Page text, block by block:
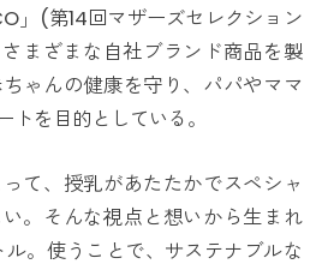
」(第14回マザーズセレクション
まざまな自社ブランド商品を製
ゃんの健康を守り、パパやママ
トを目的としている。
て、授乳があたたかでスペシャ
。そんな視点と想いから生まれ
。使うことで、サステナブルな